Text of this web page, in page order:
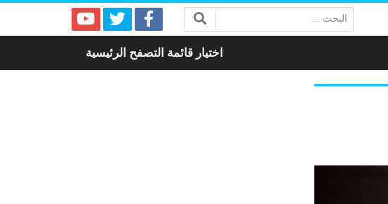
البحث:
اختيار قائمة التصفح الرئيسية